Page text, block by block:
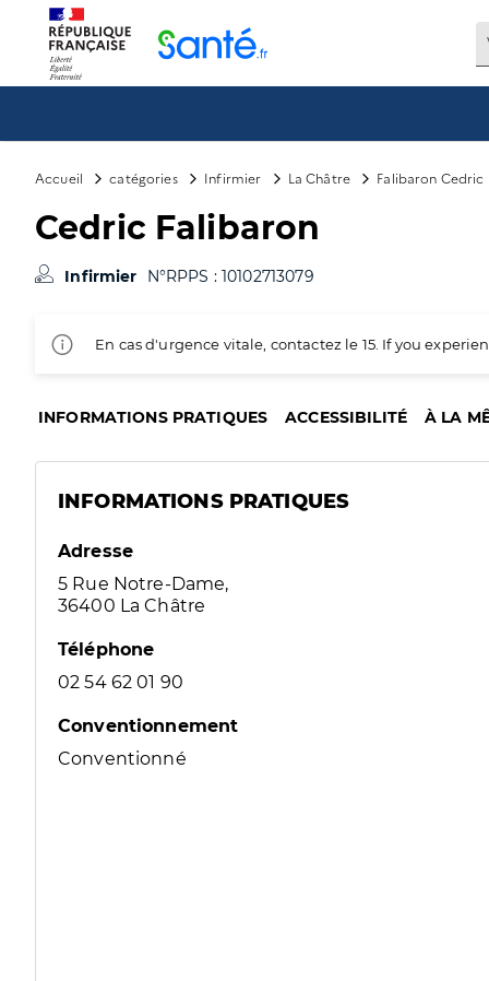
Accueil catégories Infirmier La Châtre Falibaron Cedric
Cedric Falibaron
Infirmier N°RPPS : 10102713079
En cas d'urgence vitale, contactez le 15. If you
INFORMATIONS PRATIQUES ACCESSIBILITÉ À LA
INFORMATIONS PRATIQUES
Adresse
5 Rue Notre-Dame,
36400 La Châtre
Téléphone
02 54 62 01 90
Conventionnement
Conventionné
Panneau de gestion des cookies